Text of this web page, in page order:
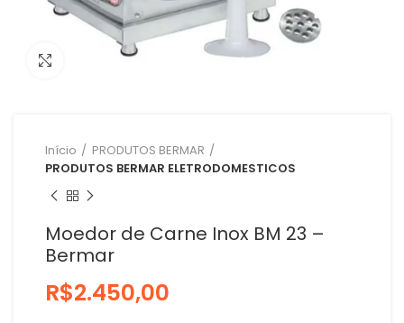
Clique para ampliar
Início
PRODUTOS BERMAR
PRODUTOS BERMAR ELETRODOMESTICOS
Moedor de Carne Inox BM 23 –
Bermar
R$